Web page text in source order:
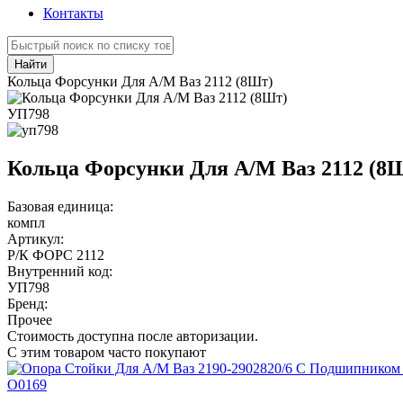
Контакты
Найти
Кольца Форсунки Для А/М Ваз 2112 (8Шт)
УП798
Кольца Форсунки Для А/М Ваз 2112
Базовая единица:
компл
Артикул:
Р/К ФОРС 2112
Внутренний код:
УП798
Бренд:
Прочее
Стоимость доступна после авторизации.
С этим товаром часто покупают
О0169